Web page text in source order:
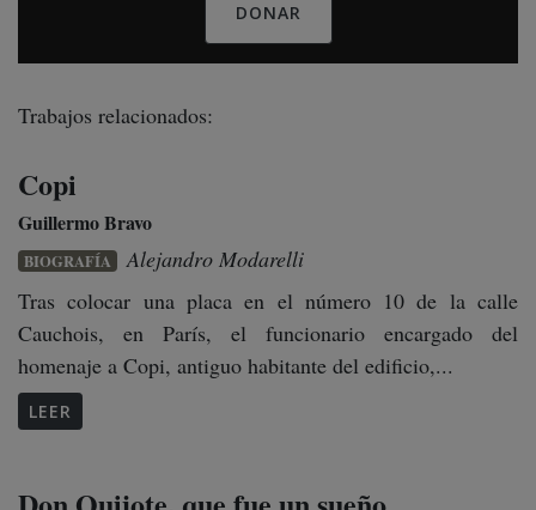
DONAR
Trabajos relacionados:
Copi
Guillermo Bravo
BIOGRAFÍA
Alejandro Modarelli
Tras colocar una placa en el número 10 de la calle
Cauchois, en París, el funcionario encargado del
homenaje a Copi, antiguo habitante del edificio,...
LEER